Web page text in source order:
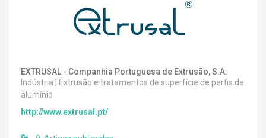
EXTRUSAL - Companhia Portuguesa de Extrusão, S.A.
Indústria | Extrusão e tratamentos de superfície de perfis de
alumínio
http://www.extrusal.pt/